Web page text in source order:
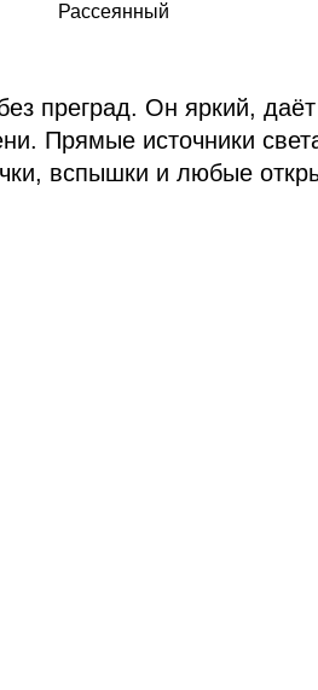
Рассеянный
преград. Он яркий,
Прямые источники
вспышки и любые